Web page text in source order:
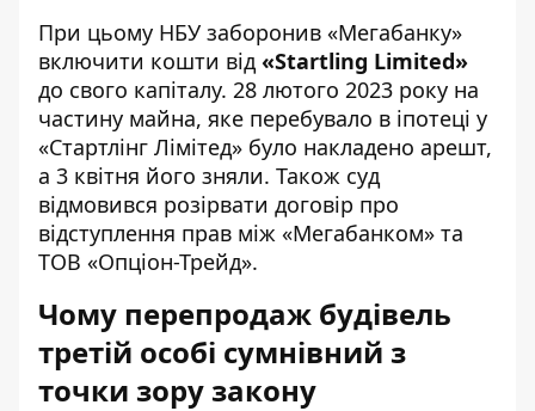
При цьому НБУ заборонив «Мегабанку»
включити кошти від «Startling Limited»
до свого капіталу. 28 лютого 2023 року на
частину майна, яке перебувало в іпотеці у
«Стартлінг Лімітед» було накладено арешт,
а 3 квітня його зняли. Також суд
відмовився розірвати договір про
відступлення прав між «Мегабанком» та
ТОВ «Опціон-Трейд».
Чому перепродаж будівель
третій особі сумнівний з
точки зору закону